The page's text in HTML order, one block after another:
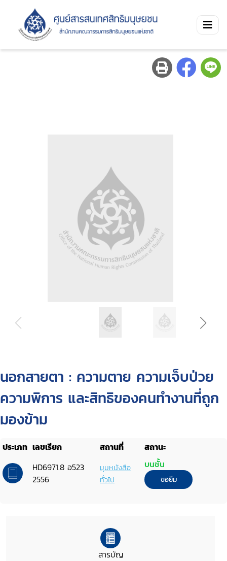
นอกสายตา : ความตาย ความเจ็บป่วย
ความพิการ และสิทธิของคนทำงานที่ถูก
มองข้าม
ประเภท เลขเรียก สถานที่
สถานะ
HD6971.8 อ523
2556
มุมหนังสือ
ทั่วไป
บนชั้น
ขอยืม
สารบัญ